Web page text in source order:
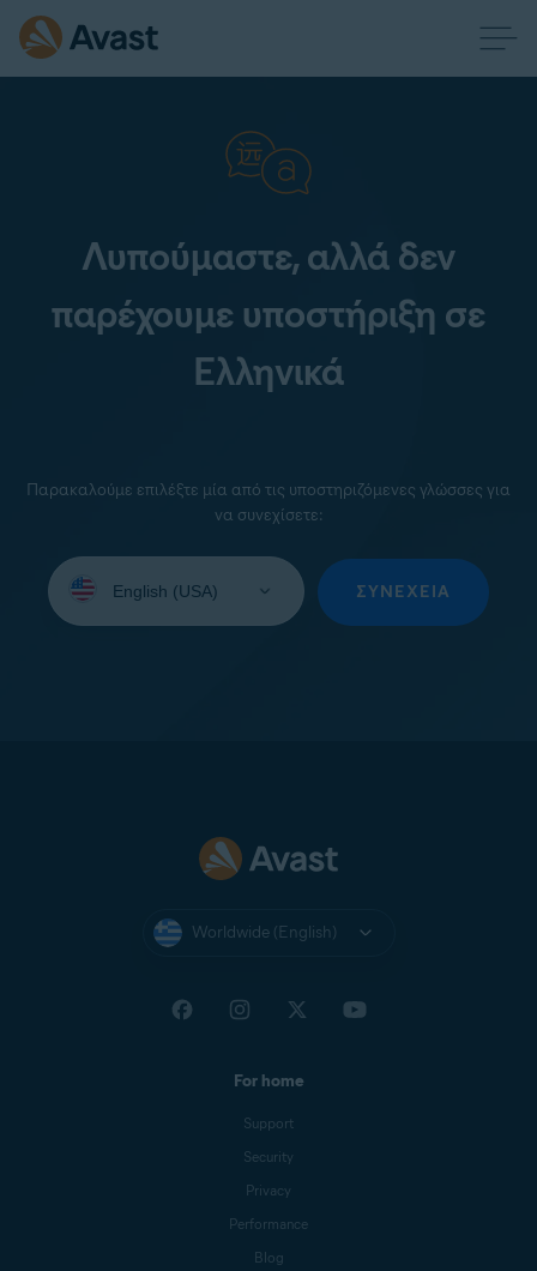
Λυπούμαστε, αλλά δεν
παρέχουμε υποστήριξη σε
Ελληνικά
Παρακαλούμε επιλέξτε μία από τις υποστηριζόμενες γλώσσες για
να συνεχίσετε:
your
ΣΥΝΈΧΕΙΑ
Worldwide (English)
For home
Support
Security
Privacy
Performance
Blog